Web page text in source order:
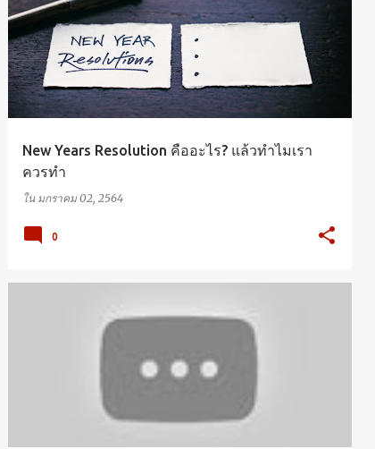
New Years Resolution คืออะไร? แล้วทำไมเรา
ควรทำ
ใน มกราคม 02, 2564
0
VOCABULARY